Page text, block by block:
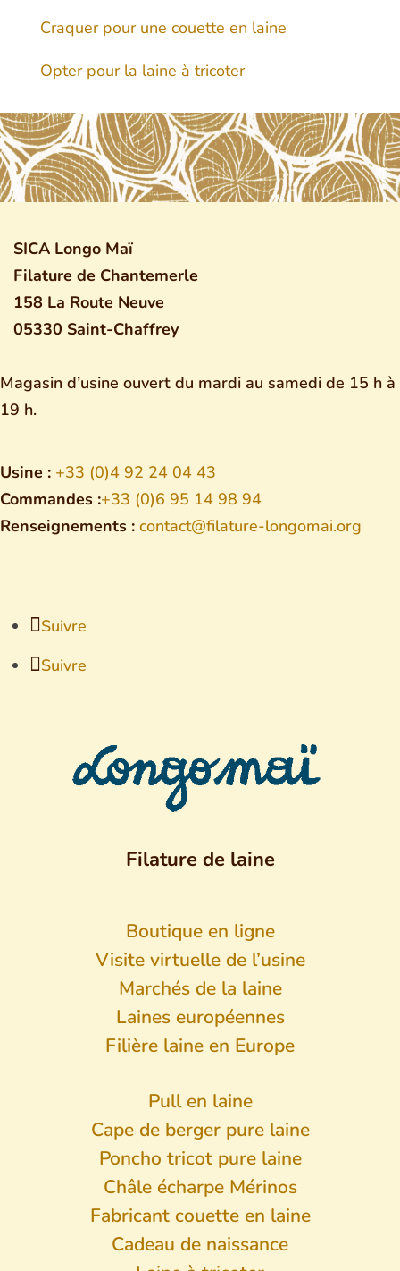
Craquer pour une couette en laine
Opter pour la laine à tricoter
SICA Longo Maï
Filature de Chantemerle
158 La Route Neuve
05330 Saint-Chaffrey
Magasin d’usine ouvert du mardi au samedi de 15 h à
19 h.
Usine : +33 (0)4 92 24 04 43
Commandes :+33 (0)6 95 14 98 94
Renseignements : contact@filature-longomai.org
Suivre
Suivre
Filature de laine
Boutique en ligne
Visite virtuelle de l’usine
Marchés de la laine
Laines européennes
Filière laine en Europe
Pull en laine
Cape de berger pure laine
Poncho tricot pure laine
Châle écharpe Mérinos
Fabricant couette en laine
Cadeau de naissance